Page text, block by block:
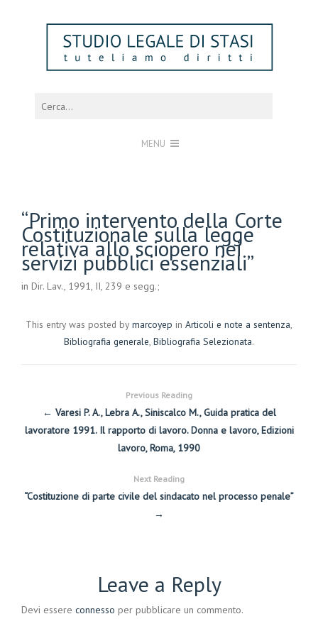
MENU
“Primo intervento della Corte
Costituzionale sulla legge
relativa allo sciopero nei
servizi pubblici essenziali”
in Dir. Lav., 1991, II, 239 e segg.;
This entry was posted by marcoyep in Articoli e note a sentenza
Bibliografia generale Bibliografia Selezionata.
Previous Reading
← Varesi P. A., Lebra A., Siniscalco M., Guida pratica del
lavoratore 1991. Il rapporto di lavoro. Donna e lavoro, Edizioni
lavoro, Roma, 1990
Next Reading
“Costituzione di parte civile del sindacato nel processo penale”
→
Leave a Reply
Devi essere connesso per pubblicare un commento.